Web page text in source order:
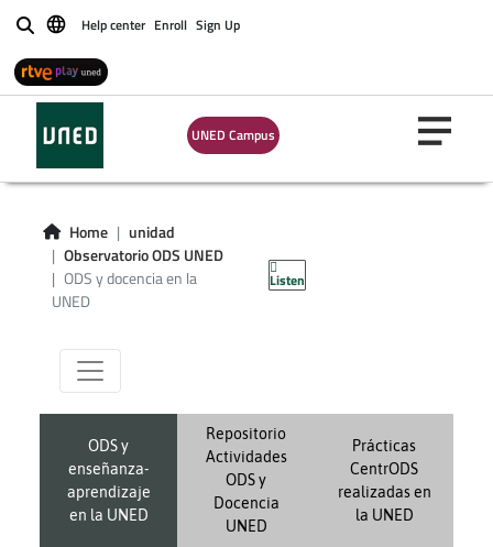
BuscarHelp center Enroll Sign Up
UNED Campus
Home
unidad
Observatorio ODS UNED
ODS y docencia en la
UNED
Listen
ODS y docencia
en la UNED
ODS y
enseñanza-
aprendizaje
en la UNED
Repositorio
Actividades
ODS y
Docencia
UNED
Prácticas
CentrODS
realizadas en
la UNED